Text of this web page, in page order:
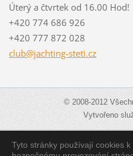
Tyto stránky používají cookies
Úterý a čtvrtek od 16.00 Hod!
+420 774 686 926
+420 777 872 028
club@jachting-steti.cz
© 2008-2012
Vytvořeno
Zobrazit:Mobilní verzi|Standardní